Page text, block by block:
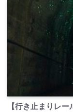
【行き止まりレ